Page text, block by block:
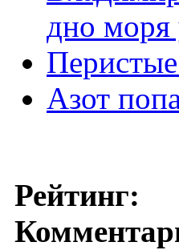
дно моря
Азот
Рейтинг: